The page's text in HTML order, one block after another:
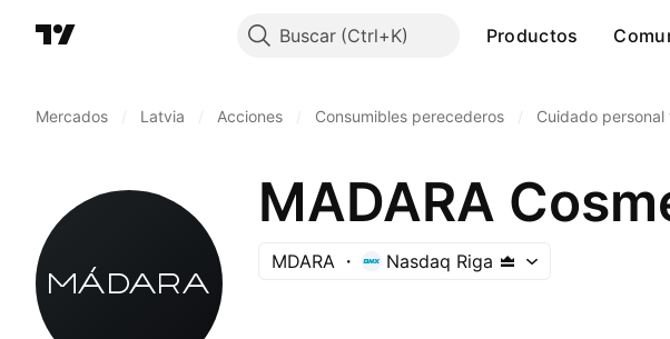
Buscar Productos
Mercados Latvia Acciones Consumibles perecederos Cuidado
MADARA
MDARA Nasdaq Riga